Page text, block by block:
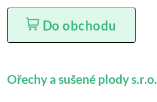
Do obchodu
Ořechy a sušené plody s.r.o.